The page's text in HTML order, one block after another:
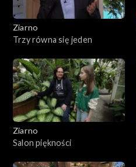
Ziarno
Trzy równa się jeden
Ziarno
Salon piękności